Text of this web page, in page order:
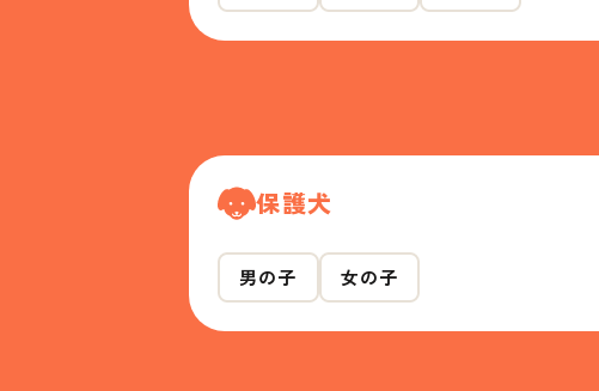
保護犬
男の子 女の子